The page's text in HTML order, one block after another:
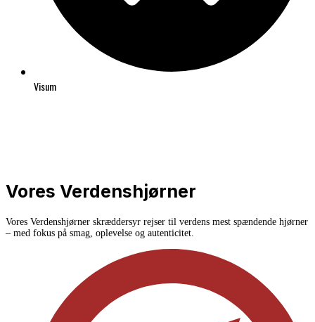
Visum
Vores Verdenshjørner
Vores Verdenshjørner skræddersyr rejser til verdens mest spændende hjørner
– med fokus på smag, oplevelse og autenticitet.